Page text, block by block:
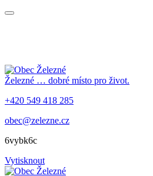
Železné … dobré místo pro život.
+420 549 418 285
obec@zelezne.cz
6vybk6c
Vytisknout